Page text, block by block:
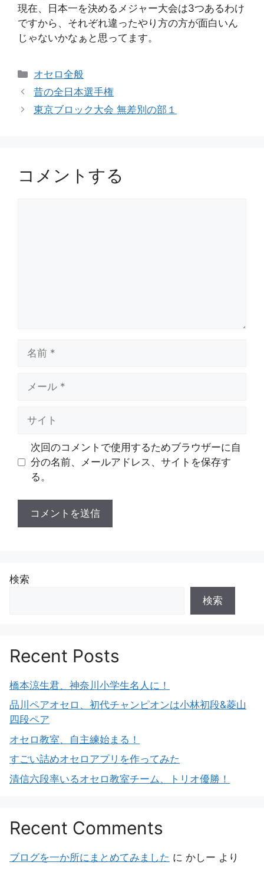
現在、日本一を決めるメジャー大会は3つあるわけ
ですから、それぞれ違ったやり方の方が面白いん
じゃないかなぁと思ってます。
カ
テ
リ
オセロ全般
昔の全日本選手権
東京ブロック大会 無差別の部１
コメントする
次回のコメントで使用するためブラウザーに自
分の名前、メールアドレス、サイトを保存す
る。
検索
検索
Recent Posts
橋本涼生君、神奈川小学生名人に！
品川ペアオセロ、初代チャンピオンは小林初段&菱山
四段ペア
オセロ教室、自主練始まる！
すごい詰めオセロアプリを作ってみた
清信六段率いるオセロ教室チーム、トリオ優勝！
Recent Comments
ブログを一か所にまとめてみました に かしー より